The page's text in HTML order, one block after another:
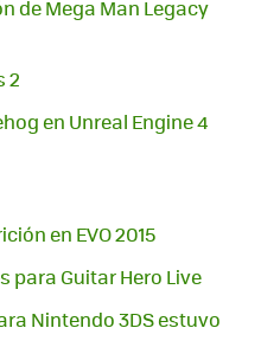
de Mega Man Legacy
2
en Unreal Engine 4
en EVO 2015
para Guitar Hero Live
Nintendo 3DS estuvo